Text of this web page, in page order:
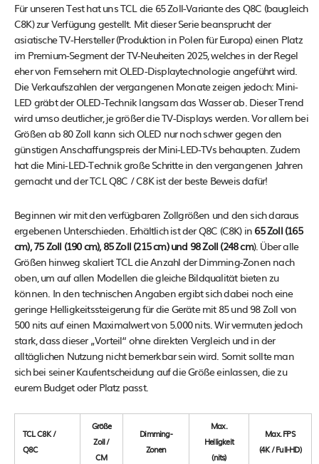
Für unseren Test hat uns TCL die 65 Zoll-Variante des Q8C (baugleich
C8K) zur Verfügung gestellt. Mit dieser Serie beansprucht der
asiatische TV-Hersteller (Produktion in Polen für Europa) einen Platz
im Premium-Segment der TV-Neuheiten 2025, welches in der Regel
eher von Fernsehern mit OLED-Displaytechnologie angeführt wird.
Die Verkaufszahlen der vergangenen Monate zeigen jedoch: Mini-
LED gräbt der OLED-Technik langsam das Wasser ab. Dieser Trend
wird umso deutlicher, je größer die TV-Displays werden. Vor allem bei
Größen ab 80 Zoll kann sich OLED nur noch schwer gegen den
günstigen Anschaffungspreis der Mini-LED-TVs behaupten. Zudem
hat die Mini-LED-Technik große Schritte in den vergangenen Jahren
gemacht und der TCL Q8C / C8K ist der beste Beweis dafür!
Beginnen wir mit den verfügbaren Zollgrößen und den sich daraus
ergebenen Unterschieden. Erhältlich ist der Q8C (C8K) in 65 Zoll (165
cm), 75 Zoll (190 cm), 85 Zoll (215 cm) und 98 Zoll (248 cm). Über alle
Größen hinweg skaliert TCL die Anzahl der Dimming-Zonen nach
oben, um auf allen Modellen die gleiche Bildqualität bieten zu
können. In den technischen Angaben ergibt sich dabei noch eine
geringe Helligkeitssteigerung für die Geräte mit 85 und 98 Zoll von
500 nits auf einen Maximalwert von 5.000 nits. Wir vermuten jedoch
stark, dass dieser „Vorteil“ ohne direkten Vergleich und in der
alltäglichen Nutzung nicht bemerkbar sein wird. Somit sollte man
sich bei seiner Kaufentscheidung auf die Größe einlassen, die zu
eurem Budget oder Platz passt.
TCL C8K /
Q8C
Größe
Zoll /
CM
Dimming-
Zonen
Max.
Helligkeit
(nits)
Max. FPS
(4K / Full-HD)